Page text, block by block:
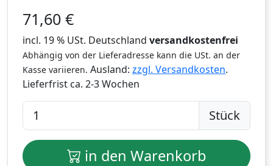
71,60 €
incl. 19 % USt. Deutschland versandkostenfrei
Abhängig von der Lieferadresse kann die USt. an der
Kasse variieren. Ausland: zzgl. Versandkosten.
Lieferfrist ca. 2-3 Wochen
Stück
in den Warenkorb